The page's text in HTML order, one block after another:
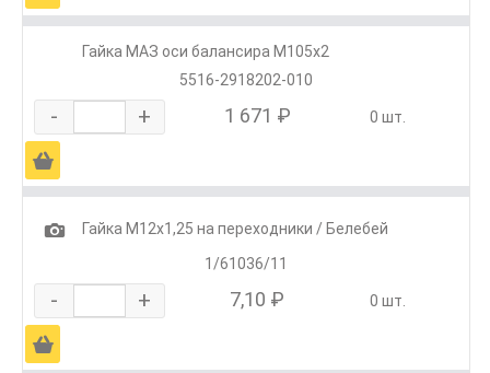
Гайка МАЗ оси балансира М105х2
5516-2918202-010
- + 1 671 ₽ 0 шт.
Ä
1
Гайка М12х1,25 на переходники / Белебей
1/61036/11
- + 7,10 ₽ 0 шт.
Ä